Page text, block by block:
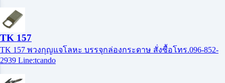
TK 157
TK 157 พวงกุญแจโลหะ บรรจุกล่องกระดาษ สั่งซื้อโทร.096-852-
2939 Line:tcando